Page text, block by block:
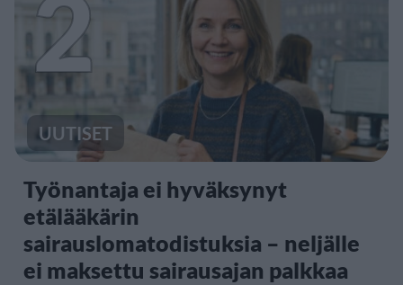
2
UUTISET
Työnantaja ei hyväksynyt
etälääkärin
sairauslomatodistuksia – neljälle
ei maksettu sairausajan palkkaa